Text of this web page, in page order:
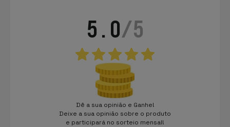
5.0/5
Dê a sua opinião e Ganhe!
Deixe a sua opinião sobre o produto
e participará no sorteio mensal!